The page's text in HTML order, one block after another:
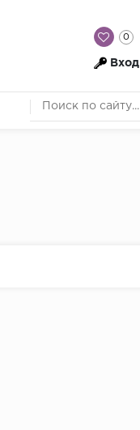
0
Вход